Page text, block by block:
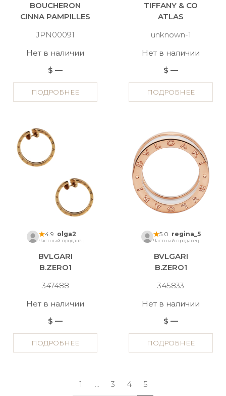
BOUCHERON
CINNA PAMPILLES
JPN00091
Нет в наличии
$ —
ПОДРОБНЕЕ
TIFFANY & CO
ATLAS
unknown-1
Нет в наличии
$ —
ПОДРОБНЕЕ
4.9 olga2
Частный продавец
BVLGARI
B.ZERO1
347488
Нет в наличии
$ —
ПОДРОБНЕЕ
5.0 regina_5
Частный продавец
BVLGARI
B.ZERO1
345833
Нет в наличии
$ —
ПОДРОБНЕЕ
1 ... 3 4 5